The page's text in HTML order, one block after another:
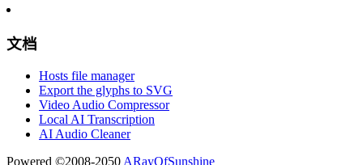
文档
Hosts file manager
Export the glyphs to SVG
Video Audio Compressor
Local AI Transcription
AI Audio Cleaner
Powered ©2008-2050 ARayOfSunshine